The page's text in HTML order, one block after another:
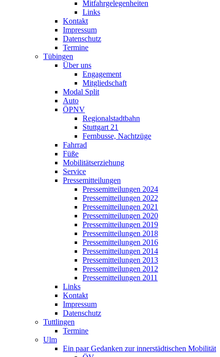
Mitfahrgelegenheiten
Links
Kontakt
Impressum
Datenschutz
Termine
Tübingen
Über uns
Engagement
Mitgliedschaft
Modal Split
Auto
ÖPNV
Regionalstadtbahn
Stuttgart 21
Fernbusse, Nachtzüge
Fahrrad
Füße
Mobilitätserziehung
Service
Pressemitteilungen
Pressemitteilungen 2024
Pressemitteilungen 2022
Pressemitteilungen 2021
Pressemitteilungen 2020
Pressemitteilungen 2019
Pressemitteilungen 2018
Pressemitteilungen 2016
Pressemitteilungen 2014
Pressemitteilungen 2013
Pressemitteilungen 2012
Pressemitteilungen 2011
Links
Kontakt
Impressum
Datenschutz
Tuttlingen
Termine
Ulm
Ein paar Gedanken zur innerstädtischen Mobilität